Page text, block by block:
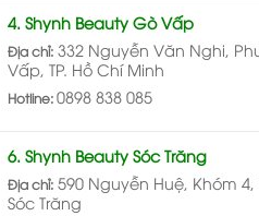
4. Shynh Beauty Gò Vấp
Địa chỉ: 332 Nguyễn Văn Nghi,
Vấp, TP. Hồ Chí Minh
Hotline:0898 838 085
6. Shynh Beauty Sóc Trăng
Địa chỉ: 590 Nguyễn Huệ, Khóm 4,
Sóc Trăng